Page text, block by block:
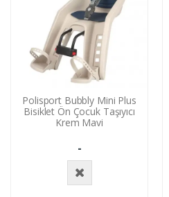
Polisport Bubbly Mini Plus
Bisiklet Ön Çocuk Taşıyıcı
Krem Mavi
-